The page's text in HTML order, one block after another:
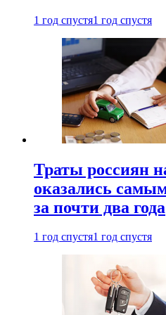
1 год спустя1 год спустя
Траты россиян
оказались
за почти два года
1 год спустя1 год спустя